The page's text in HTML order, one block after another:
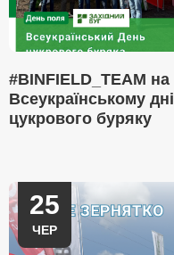
#BINFIELD_TEAM на
Всеукраїнському дні
цукрового буряку
25
ЧЕР